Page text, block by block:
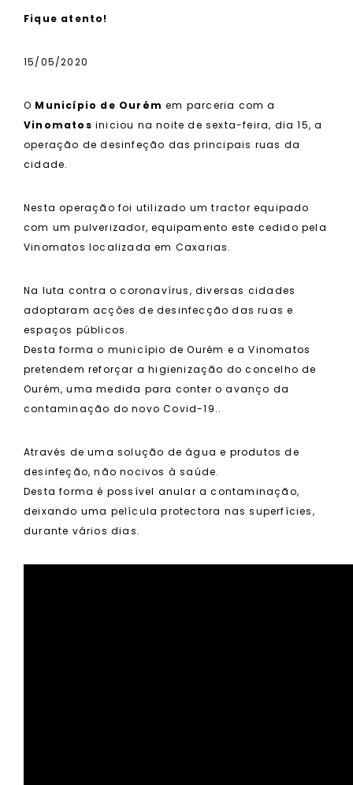
Fique atento!
15/05/2020
O Município de Ourém em parceria com a
Vinomatos iniciou na noite de sexta-feira, dia 15, a
operação de desinfeção das principais ruas da
cidade.
Nesta operação foi utilizado um tractor equipado
com um pulverizador, equipamento este cedido pela
Vinomatos localizada em Caxarias.
Na luta contra o coronavírus, diversas cidades
adoptaram acções de desinfecção das ruas e
espaços públicos.
Desta forma o município de Ourém e a Vinomatos
pretendem reforçar a higienização do concelho de
Ourém, uma medida para conter o avanço da
contaminação do novo Covid-19..
Através de uma solução de água e produtos de
desinfeção, não nocivos à saúde.
Desta forma é possível anular a contaminação,
deixando uma película protectora nas superfícies,
durante vários dias.